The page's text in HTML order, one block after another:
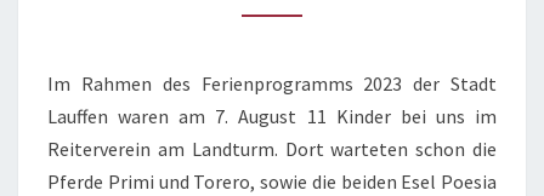
Im Rahmen des Ferienprogramms 2023 der Stadt
Lauffen waren am 7. August 11 Kinder bei uns im
Reiterverein am Landturm. Dort warteten schon die
Pferde Primi und Torero, sowie die beiden Esel Poesia